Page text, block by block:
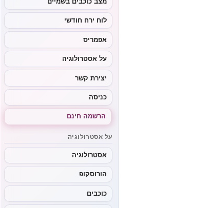
לוח ירח חודשי
אפמריס
על אסטרולוגיה
יצירת קשר
כניסה
הרשמה חינם
על אסטרולוגיה
אסטרולוגיה
הורוסקופ
כוכבים